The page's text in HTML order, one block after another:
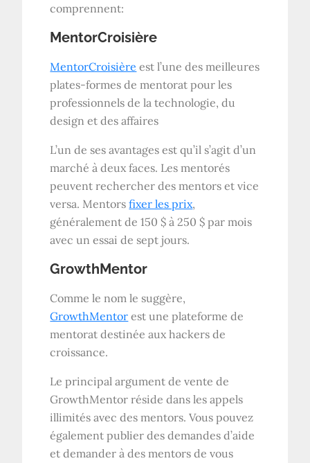
comprennent:
MentorCroisière
MentorCroisière est l’une des meilleures
plates-formes de mentorat pour les
professionnels de la technologie, du
design et des affaires
L’un de ses avantages est qu’il s’agit d’un
marché à deux faces. Les mentorés
peuvent rechercher des mentors et vice
versa. Mentorsfixer les prix,
généralement de 150 $ à 250 $ par mois
avec un essai de sept jours.
GrowthMentor
Comme le nom le suggère,
GrowthMentor est une plateforme de
mentorat destinée aux hackers de
croissance.
Le principal argument de vente de
GrowthMentor réside dans les appels
illimités avec des mentors. Vous pouvez
également publier des demandes d’aide
et demander à des mentors de vous